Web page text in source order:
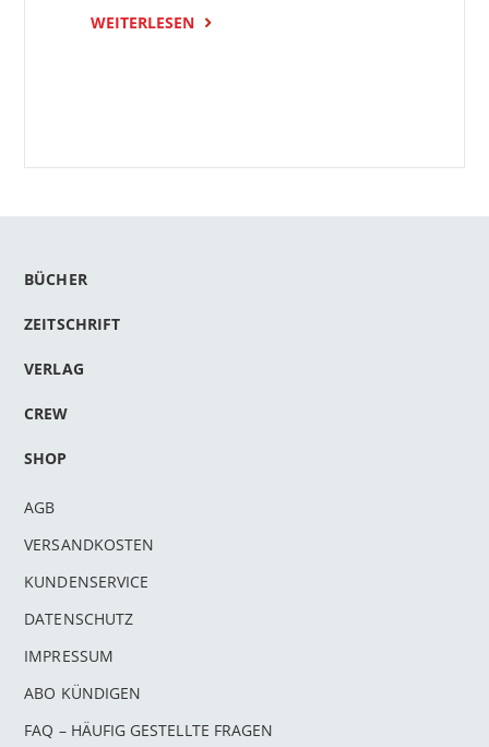
WEITERLESEN
BÜCHER
ZEITSCHRIFT
VERLAG
CREW
SHOP
AGB
VERSANDKOSTEN
KUNDENSERVICE
DATENSCHUTZ
IMPRESSUM
ABO KÜNDIGEN
FAQ – HÄUFIG GESTELLTE FRAGEN